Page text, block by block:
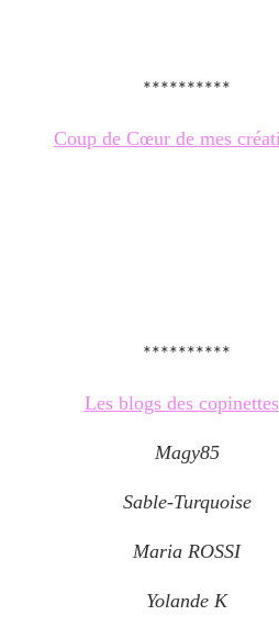
**********
Coup de Cœur de mes
**********
Les blogs des copinettes
Magy85
Sable-Turquoise
Maria ROSSI
Yolande K